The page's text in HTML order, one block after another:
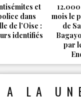
et
dans
de l’Oise :
identifiés
mois le
de
par
A LA